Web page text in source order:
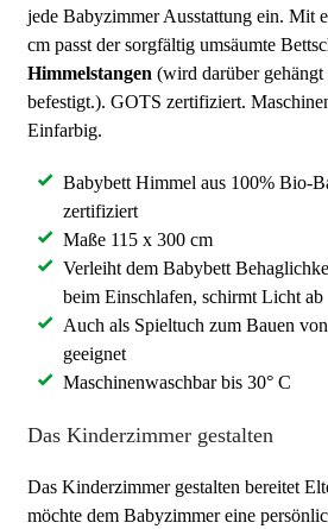
jede Babyzimmer Ausstattung ein. Mit
cm passt der sorgfältig umsäumte
Himmelstangen (wird darüber
befestigt.). GOTS zertifiziert.
Einfarbig.
Babybett Himmel aus 100% Bio-
zertifiziert
Maße 115 x 300 cm
Verleiht dem Babybett
beim Einschlafen, schirmt Licht ab
Auch als Spieltuch zum Bauen
geeignet
Maschinenwaschbar bis 30° C
Das Kinderzimmer gestalten
Das Kinderzimmer gestalten bereitet
möchte dem Babyzimmer eine